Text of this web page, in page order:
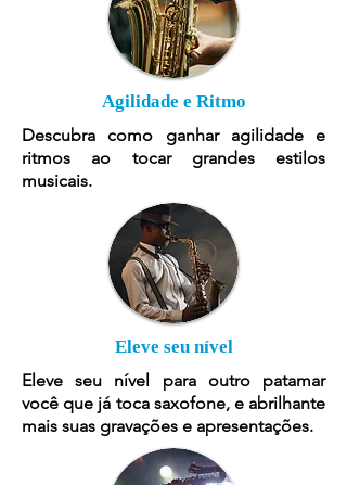
Agilidade e Ritmo
Descubra como ganhar agilidade e
ritmos ao tocar grandes estilos
musicais.
Eleve seu nível
Eleve seu nível para outro patamar
você que já toca saxofone, e abrilhante
mais suas gravações e apresentações.